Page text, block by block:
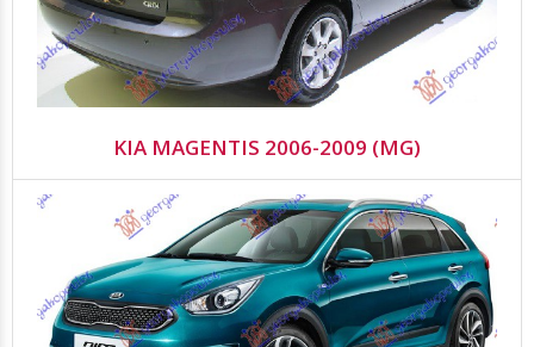
KIA MAGENTIS 2006-2009 (MG)